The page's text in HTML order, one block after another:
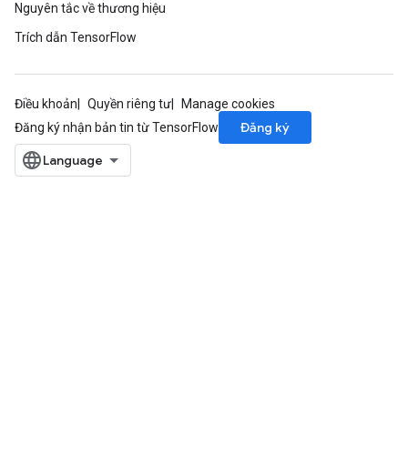
Nguyên tắc về thương hiệu
Trích dẫn TensorFlow
Điều khoản Quyền riêng tư
Manage cookies
Đăng ký nhận bản tin từ TensorFlow
Đăng ký